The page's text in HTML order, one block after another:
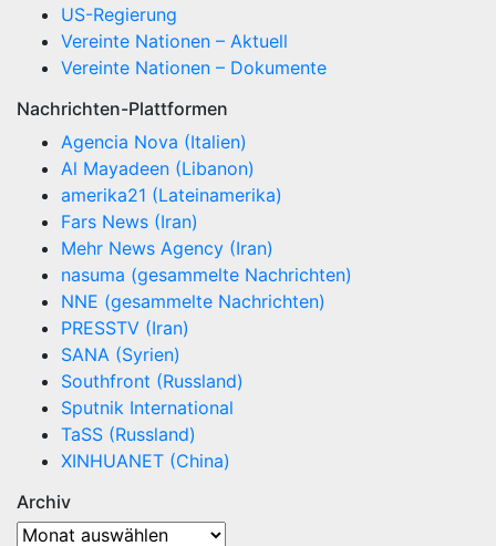
US-Regierung
Vereinte Nationen – Aktuell
Vereinte Nationen – Dokumente
Nachrichten-Plattformen
Agencia Nova (Italien)
Al Mayadeen (Libanon)
amerika21 (Lateinamerika)
Fars News (Iran)
Mehr News Agency (Iran)
nasuma (gesammelte Nachrichten)
NNE (gesammelte Nachrichten)
PRESSTV (Iran)
SANA (Syrien)
Southfront (Russland)
Sputnik International
TaSS (Russland)
XINHUANET (China)
Archiv
Archiv